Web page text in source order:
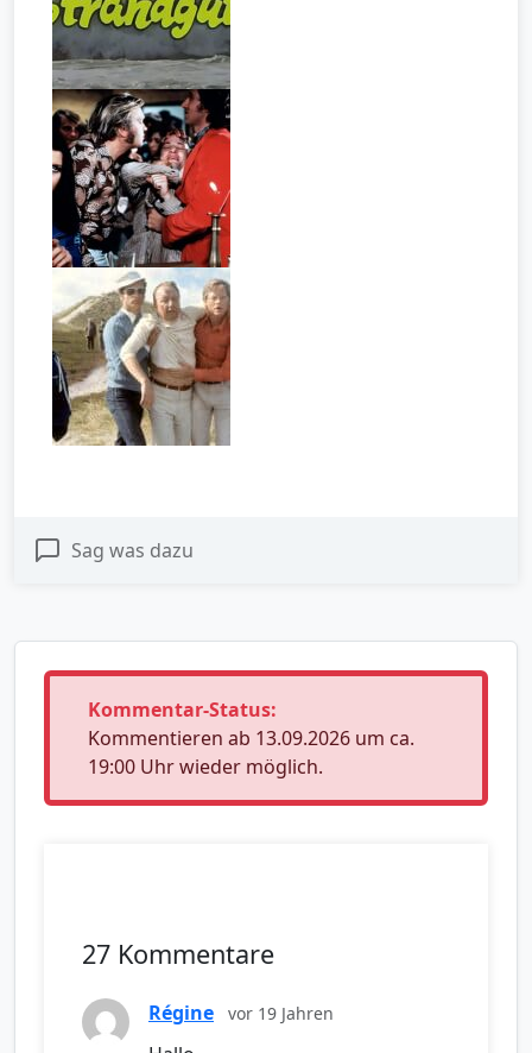
Sag was dazu
Kommentar-Status:
Kommentieren ab 13.09.2026 um ca.
19:00 Uhr wieder möglich.
27 Kommentare
Régine vor 19 Jahren